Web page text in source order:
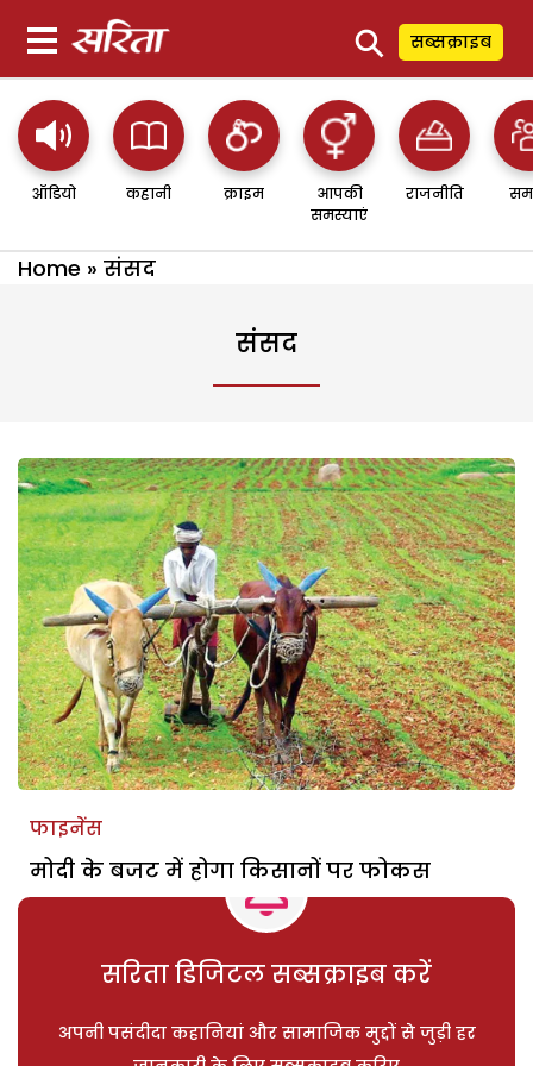
⚲ सब्सक्राइब
ऑडियो कहानी क्राइम
आपकी
समस्याएं
राजनीति
Home » संसद
संसद
फाइनेंस
मोदी के बजट में होगा किसानों पर फोकस
सरिता डिजिटल सब्सक्राइब करें
अपनी पसंदीदा कहानियां और सामाजिक मुद्दों से जुड़ी हर